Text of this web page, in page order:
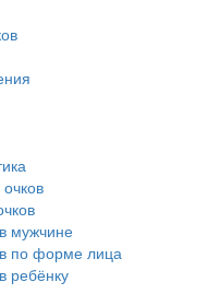
мужчине
по форме лица
ребёнку